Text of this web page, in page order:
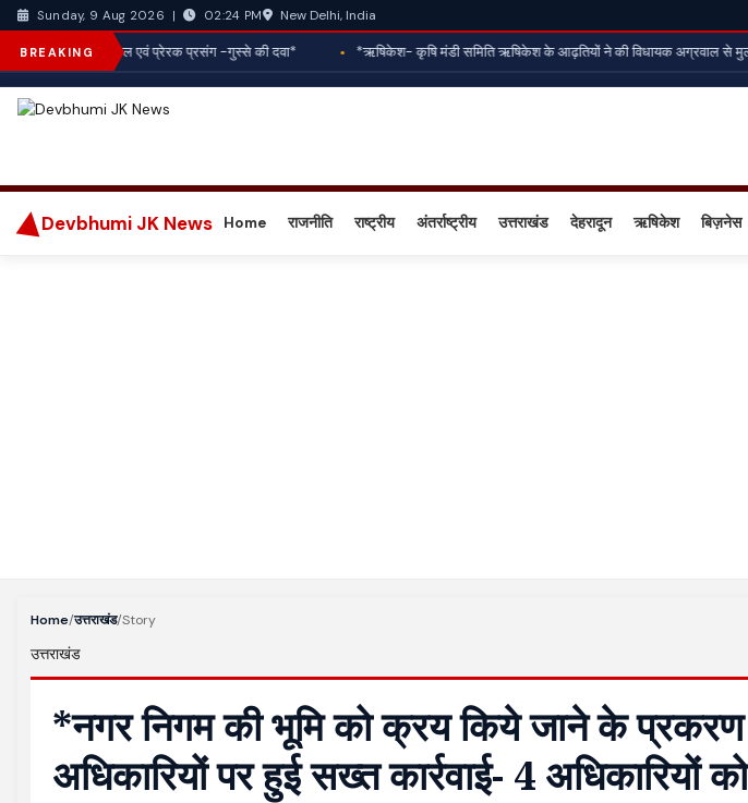
Sunday, 9 Aug 2026 | 02:24 PM New Delhi, India
BREAKING
*आज आपका राशिफल एवं प्रेरक प्रसंग -गुस्से की दवा* ‌*ऋषिकेश- कृषि मंडी समिति ऋषिकेश के आढ़तियों ने की विधायक अग्रवाल से
Devbhumi JK News Home राजनीति राष्ट्रीय अंतर्राष्ट्रीय उत्तराखंड देहरादून ऋषिकेश बिज़नेस
Home/उत्तराखंड/Story
उत्तराखंड
*नगर निगम की भूमि को क्रय किये जाने के प्रकरण
अधिकारियों पर हुई सख्त कार्रवाई- 4 अधिकारियों